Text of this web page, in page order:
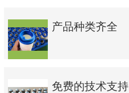
产品种类齐全
免费的技术支持